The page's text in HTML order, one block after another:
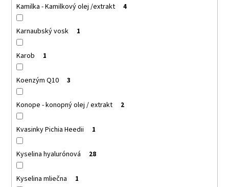
Kamilka - Kamilkový olej /extrakt 4
Karnaubský vosk 1
Karob 1
Koenzým Q10 3
Konope - konopný olej / extrakt 2
Kvasinky Pichia Heedii 1
Kyselina hyalurónová 28
Kyselina mliečna 1